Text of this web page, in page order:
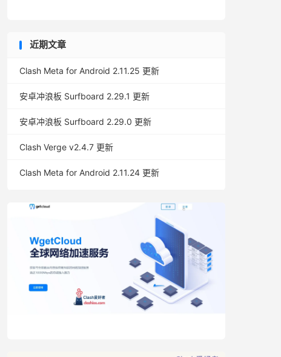
近期文章
Clash Meta for Android 2.11.25 更新
安卓冲浪板 Surfboard 2.29.1 更新
安卓冲浪板 Surfboard 2.29.0 更新
Clash Verge v2.4.7 更新
Clash Meta for Android 2.11.24 更新